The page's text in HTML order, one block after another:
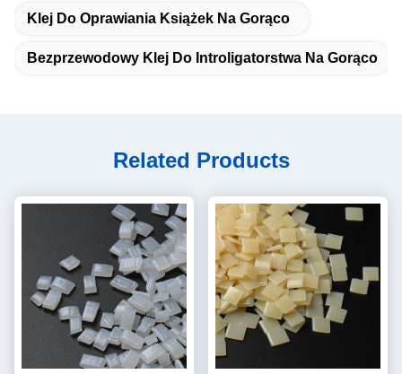
Klej Do Oprawiania Książek Na Gorąco
Bezprzewodowy Klej Do Introligatorstwa Na Gorąco
Related Products